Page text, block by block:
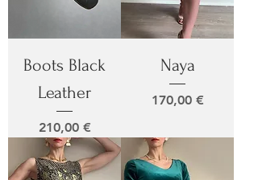
Boots Black
Leather
Prix
210,00 €
Naya
Prix
170,00 €